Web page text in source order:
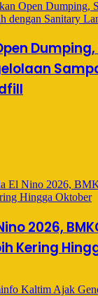
2026,
Kering